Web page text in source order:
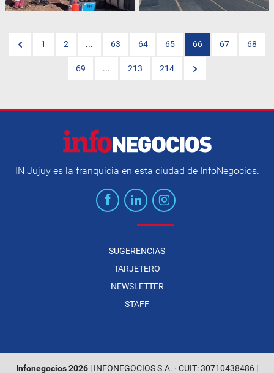
1 2 ... 63 64 65 66 67 68
69 ... 213 214
IN Jujuy es la franquicia en esta ciudad de InfoNegocios.
SUGERENCIAS
TARJETERO
NEWSLETTER
STAFF
Infonegocios 2026 | INFONEGOCIOS S.A. · CUIT: 30710438486 |